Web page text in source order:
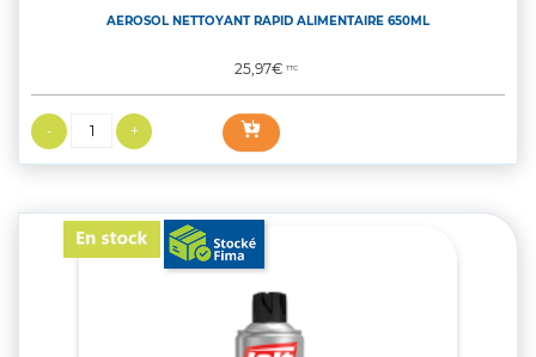
AEROSOL NETTOYANT RAPID ALIMENTAIRE 650ML
Prix
25,97€TTC